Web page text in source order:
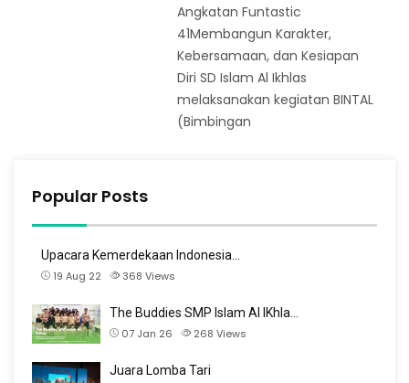
Angkatan Funtastic
41Membangun Karakter,
Kebersamaan, dan Kesiapan
Diri SD Islam Al Ikhlas
melaksanakan kegiatan BINTAL
(Bimbingan
Popular Posts
Upacara Kemerdekaan Indonesia…
19 Aug 22
368 Views
The Buddies SMP Islam Al IKhla…
07 Jan 26
268 Views
Juara Lomba Tari